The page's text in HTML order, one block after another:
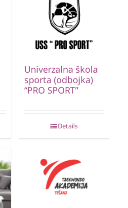
Univerzalna škola
sporta (odbojka)
“PRO SPORT”
Details